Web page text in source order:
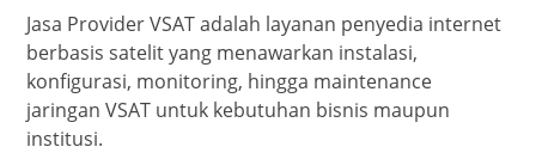
Jasa Provider VSAT adalah layanan penyedia internet
berbasis satelit yang menawarkan instalasi,
konfigurasi, monitoring, hingga maintenance
jaringan VSAT untuk kebutuhan bisnis maupun
institusi.